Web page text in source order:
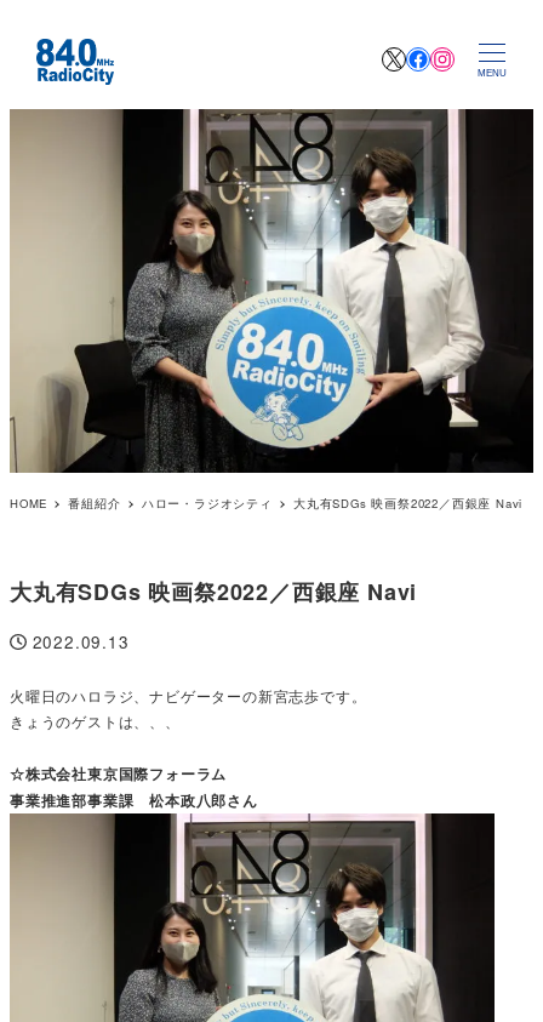
XFacebook
MENU
HOME 番組紹介 ハロー・ラジオシティ 大丸有SDGs 映画祭2022／西銀座 Navi
大丸有SDGs 映画祭2022／西銀座 Navi
投稿日
2022.09.13
火曜日のハロラジ、ナビゲーターの新宮志歩です。
きょうのゲストは、、、
☆株式会社東京国際フォーラム
事業推進部事業課 松本政八郎さん